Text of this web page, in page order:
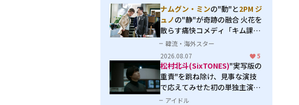
ナムグン・ミンの"動"と2PM ジ
ュノの"静"が奇跡の融合 火花を
散らす痛快コメディ「キム課長
とソ理事～Bravo! Your Life
～」
韓流・海外スター
2026.08.07
5
松村北斗(SixTONES)"実写版の
重責"を跳ね除け、見事な演技
で応えてみせた初の単独主演映
画「秒速5センチメートル」
アイドル